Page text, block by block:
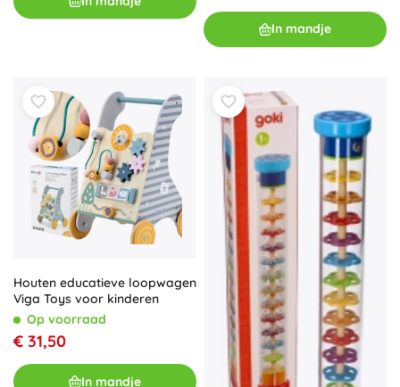
In mandje
Houten educatieve loopwagen
Viga Toys voor kinderen
Op voorraad
€ 31,50
In mandje